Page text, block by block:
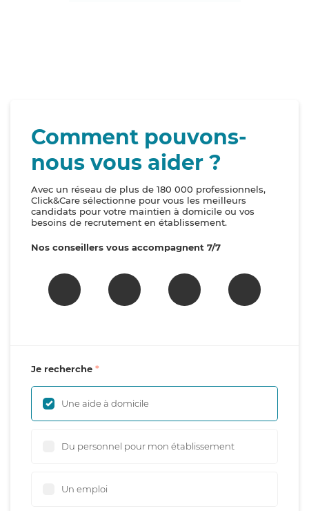
Comment pouvons-
nous vous aider ?
Avec un réseau de plus de 180 000 professionnels,
Click&Care sélectionne pour vous les meilleurs
candidats pour votre maintien à domicile ou vos
besoins de recrutement en établissement.
Nos conseillers vous accompagnent 7/7
Je recherche
Une aide à domicile
Du personnel pour mon établissement
Un emploi